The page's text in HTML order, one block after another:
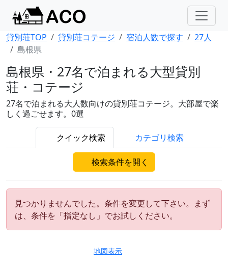
貸別荘TOP 貸別荘コテージ 宿泊人数で探す
27人
島根県
島根県・27名で泊まれる大型貸別
荘・コテージ
27名で泊まれる大人数向けの貸別荘コテージ。大部屋で楽
しく過ごせます。0選
クイック検索 カテゴリ検索
検索条件を開く
見つかりませんでした。条件を変更して下さい。まず
は、条件を「指定なし」でお試しください。
地図表示